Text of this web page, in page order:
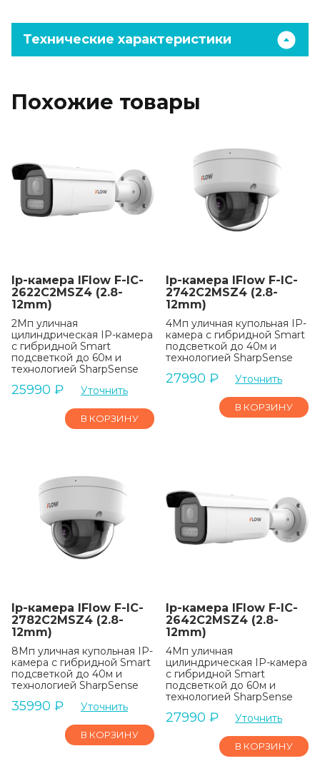
Технические характеристики
Похожие товары
Ip-камера IFlow F-IC-
2622C2MSZ4 (2.8-
12mm)
2Мп уличная
цилиндрическая IP-камера
c гибридной Smart
подсветкой до 60м и
технологией SharpSense
25990 ₽ Уточнить
В КОРЗИНУ
Ip-камера IFlow F-IC-
2742C2MSZ4 (2.8-
12mm)
4Мп уличная купольная IP-
камера с гибридной Smart
подсветкой до 40м и
технологией SharpSense
27990 ₽ Уточнить
В КОРЗИНУ
Ip-камера IFlow F-IC-
2782C2MSZ4 (2.8-
12mm)
8Мп уличная купольная IP-
камера с гибридной Smart
подсветкой до 40м и
технологией SharpSense
35990 ₽ Уточнить
В КОРЗИНУ
Ip-камера IFlow F-IC-
2642C2MSZ4 (2.8-
12mm)
4Мп уличная
цилиндрическая IP-камера
c гибридной Smart
подсветкой до 60м и
технологией SharpSense
27990 ₽ Уточнить
В КОРЗИНУ